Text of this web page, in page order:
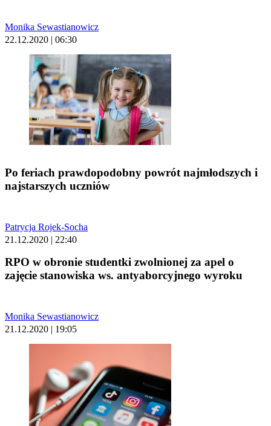
Monika Sewastianowicz
22.12.2020 | 06:30
Po feriach prawdopodobny powrót najmłodszych i
najstarszych uczniów
Patrycja Rojek-Socha
21.12.2020 | 22:40
RPO w obronie studentki zwolnionej za apel o
zajęcie stanowiska ws. antyaborcyjnego wyroku
Monika Sewastianowicz
21.12.2020 | 19:05